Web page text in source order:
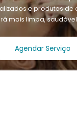
e produtos de
mais limpa,
Agendar Serviço